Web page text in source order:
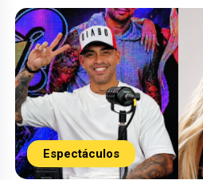
Espectáculos